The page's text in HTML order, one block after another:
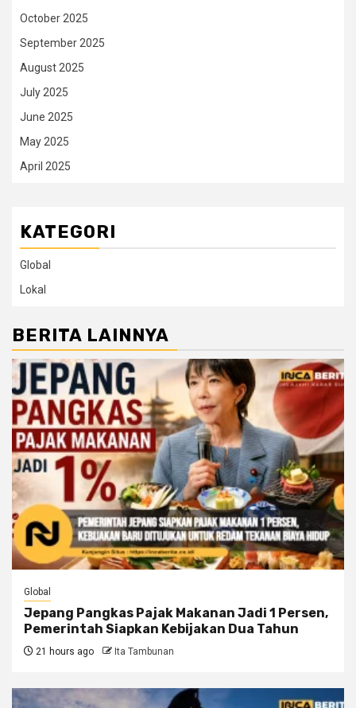
October 2025
September 2025
August 2025
July 2025
June 2025
May 2025
April 2025
KATEGORI
Global
Lokal
BERITA LAINNYA
Global
Jepang Pangkas Pajak Makanan Jadi 1 Persen,
Pemerintah Siapkan Kebijakan Dua Tahun
21 hours ago Ita Tambunan